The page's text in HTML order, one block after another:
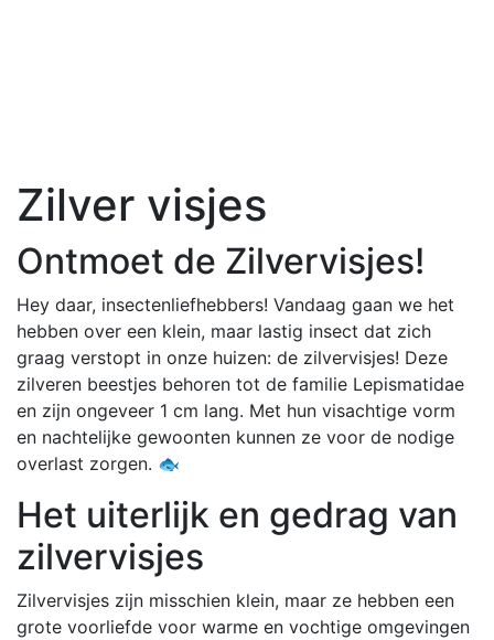
Zilver visjes
Ontmoet de Zilvervisjes!
Hey daar, insectenliefhebbers! Vandaag gaan we het
hebben over een klein, maar lastig insect dat zich
graag verstopt in onze huizen: de zilvervisjes! Deze
zilveren beestjes behoren tot de familie Lepismatidae
en zijn ongeveer 1 cm lang. Met hun visachtige vorm
en nachtelijke gewoonten kunnen ze voor de nodige
overlast zorgen. 🐟
Het uiterlijk en gedrag van
zilvervisjes
Zilvervisjes zijn misschien klein, maar ze hebben een
grote voorliefde voor warme en vochtige omgevingen